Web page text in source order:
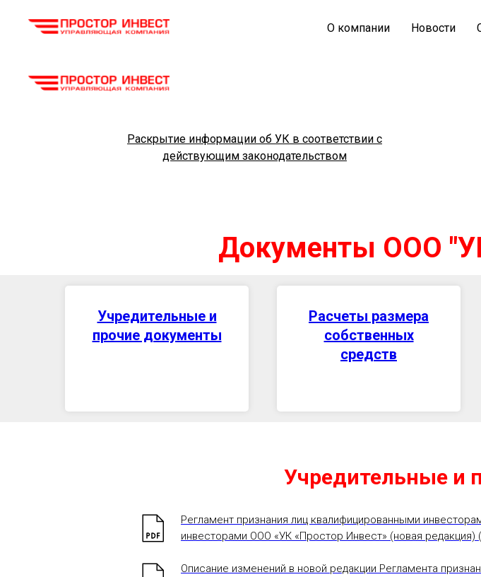
О компании Новости
Раскрытие информации об УК в соответствии с
действующим законодательством
Документы ООО
Учредительные и
прочие документы
Расчеты размера
собственных
средств
Учредительные и
Регламент признания лиц квалифицированными
инвесторами ООО «УК «Простор Инвест» (новая редакция)
Описание изменений в новой редакции Регламента